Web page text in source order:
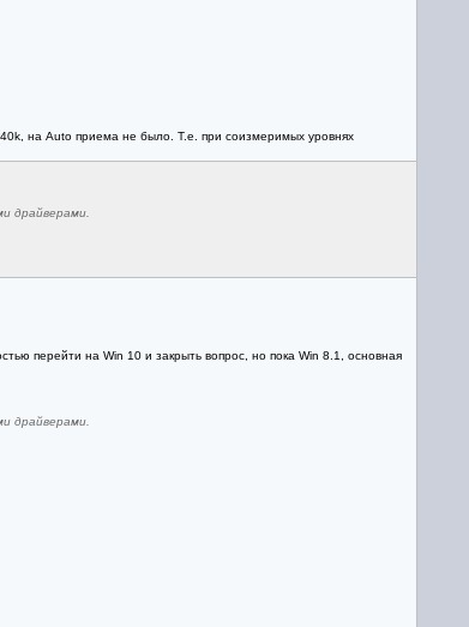
на Auto приема не было. Т.е. при соизмеримых уровнях
драйверами.
перейти на Win 10 и закрыть вопрос, но пока Win 8.1, основная
драйверами.